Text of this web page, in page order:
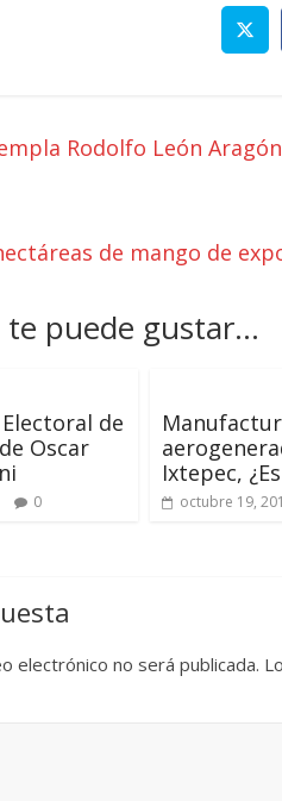
Rodolfo León
de mango de
puede gustar...
de
Oscar
0
Ixtepec,
octubre 19,
electrónico no será publicada.